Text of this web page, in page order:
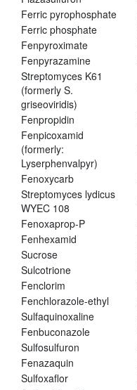
Ferric pyrophosphate
Ferric phosphate
Fenpyroximate
Fenpyrazamine
Streptomyces K61
(formerly S.
griseoviridis)
Fenpropidin
Fenpicoxamid
(formerly:
Lyserphenvalpyr)
Fenoxycarb
Streptomyces lydicus
WYEC 108
Fenoxaprop-P
Fenhexamid
Sucrose
Sulcotrione
Fenclorim
Fenchlorazole-ethyl
Sulfaquinoxaline
Fenbuconazole
Sulfosulfuron
Fenazaquin
Sulfoxaflor